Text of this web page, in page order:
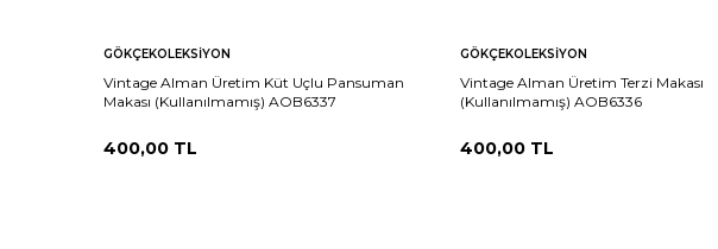
GÖKÇEKOLEKSIYON
Vintage Alman Üretim Küt Uçlu Pansuman
Makası (Kullanılmamış) AOB6337
400,00 TL
GÖKÇEKOLEKSIYON
Vintage Alman Üretim Terzi Makası
(Kullanılmamış) AOB6336
400,00 TL